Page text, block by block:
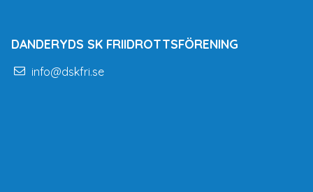
DANDERYDS SK FRIIDROTTSFÖRENING
info@dskfri.se